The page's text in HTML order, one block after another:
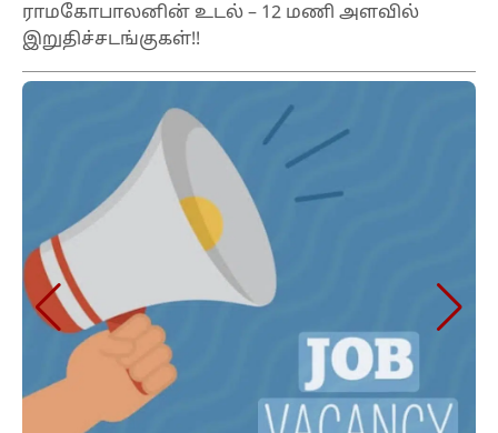
ராமகோபாலனின் உடல் – 12 மணி அளவில்
இறுதிச்சடங்குகள்!!